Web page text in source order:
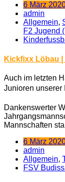
6 März
admin
Allgemein,
F2 Jugend
Kickfixx Löbau |
Auch im letzten
Junioren unserer
Dankenswerter
Mannschaften
6 März
admin
Allgemein,
FSV